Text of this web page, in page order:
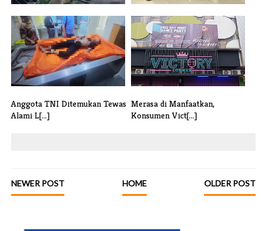
KNPI Kota Tangerang
Qurbankan 1 Sap[...]
Diduga Asisten Rumah Tangga
Jadi Ko[...]
Anggota TNI Ditemukan Tewas
Alami L[...]
Merasa di Manfaatkan,
Konsumen Vict[...]
NEWER POST OLDER POST
HOME